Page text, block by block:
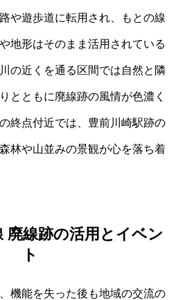
や遊歩道に転用され、もとの線
地形はそのまま活用されている
の近くを通る区間では自然と隣
とともに廃線跡の風情が色濃く
終点付近では、豊前川崎駅跡の
林や山並みの景観が心を落ち着
廃線跡の活用とイベン
ト
機能を失った後も地域の交流の